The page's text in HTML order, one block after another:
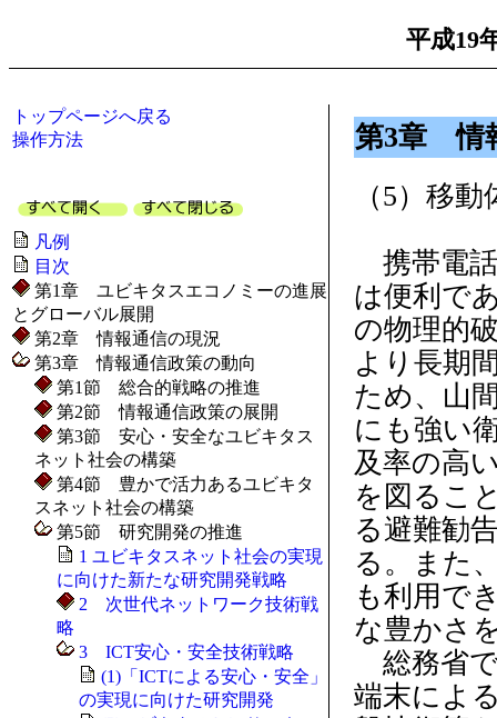
平成19
トップページへ戻る
操作方法
凡例
目次
第1章 ユビキタスエコノミーの進展
とグローバル展開
第2章 情報通信の現況
第3章 情報通信政策の動向
第1節 総合的戦略の推進
第2節 情報通信政策の展開
第3節 安心・安全なユビキタス
ネット社会の構築
第4節 豊かで活力あるユビキタ
スネット社会の構築
第5節 研究開発の推進
1 ユビキタスネット社会の実現
に向けた新たな研究開発戦略
2 次世代ネットワーク技術戦
略
3 ICT安心・安全技術戦略
(1)「ICTによる安心・安全」
の実現に向けた研究開発
第3章 情
（5）移
携帯電
は便利で
の物理的
より長期
ため、山
にも強い
及率の高
を図るこ
る避難勧
る。また
も利用で
な豊かさ
総務省で
端末によ